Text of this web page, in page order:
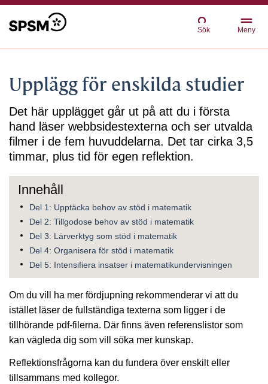
Sök Meny
Upplägg för enskilda studier
Det här upplägget går ut på att du i första
hand läser webbsidestexterna och ser utvalda
filmer i de fem huvuddelarna. Det tar cirka 3,5
timmar, plus tid för egen reflektion.
Del 1: Upptäcka behov av stöd i matematik
Del 2: Tillgodose behov av stöd i matematik
Del 3: Lärverktyg som stöd i matematik
Del 4: Organisera för stöd i matematik
Del 5: Intensifiera insatser i matematikundervisningen
Om du vill ha mer fördjupning rekommenderar vi att du
istället läser de fullständiga texterna som ligger i de
tillhörande pdf-filerna. Där finns även referenslistor som
kan vägleda dig som vill söka mer kunskap.
Reflektionsfrågorna kan du fundera över enskilt eller
tillsammans med kollegor.